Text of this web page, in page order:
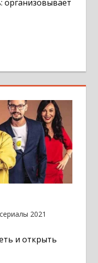
организовывает
2021
и открыть